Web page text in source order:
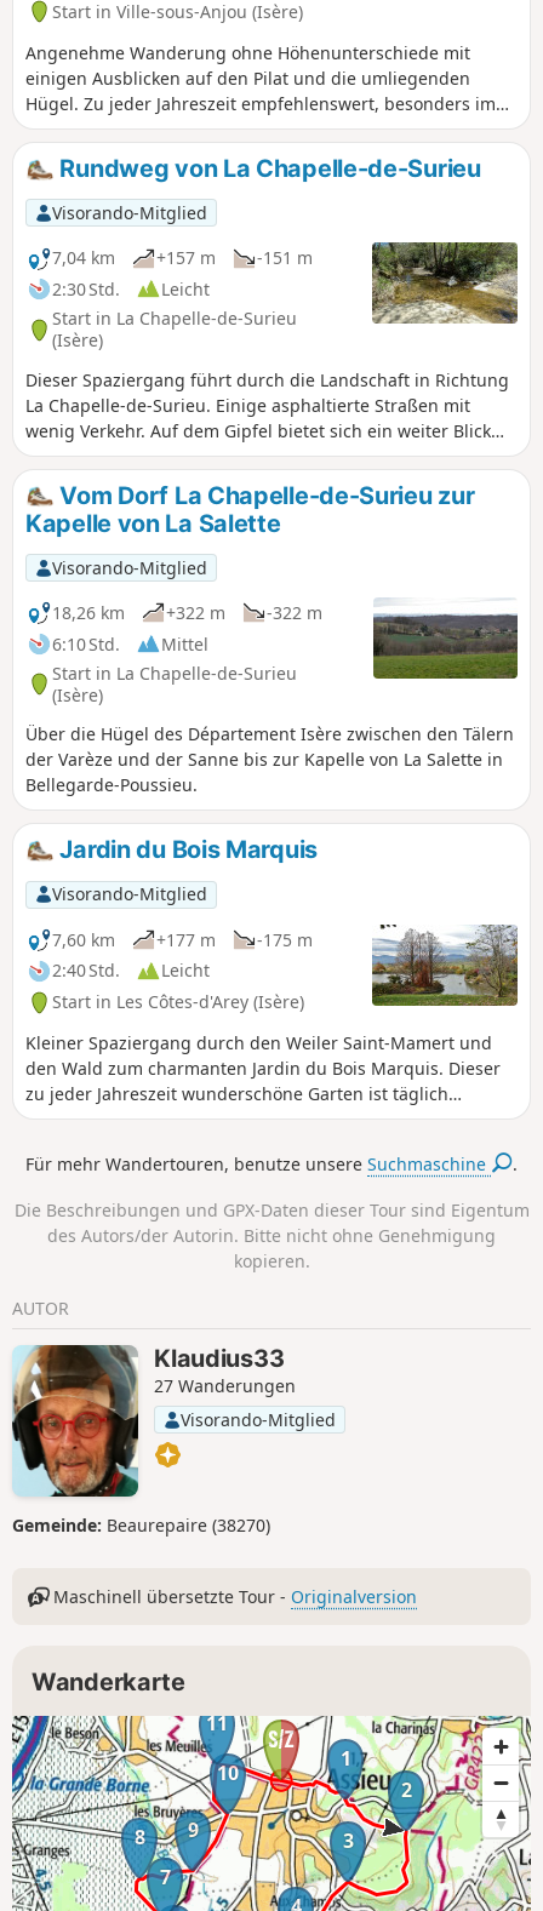
Start in Ville-sous-Anjou (Isère)
Angenehme Wanderung ohne Höhenunterschiede mit
einigen Ausblicken auf den Pilat und die umliegenden
Hügel. Zu jeder Jahreszeit empfehlenswert, besonders im
Frühling mit den blühenden Obstgärten und im Sommer
mit den Früchten. Aber auch die zweimalige Durchquerung
des Waldes ist reizvoll. AN ALLE WANDERER (SES), DIE
MEINE WANDERROUTEN BEWÄLTIGEN: Ihr könnt Fotos
hochladen und dabei den Standort auf der Strecke
angeben.
Rundweg von La Chapelle-de-Surieu
Visorando-Mitglied
7,04 km
+157 m
-151 m
2:30 Std.
Leicht
Start in La Chapelle-de-Surieu
(Isère)
Dieser Spaziergang führt durch die Landschaft in Richtung
La Chapelle-de-Surieu. Einige asphaltierte Straßen mit
wenig Verkehr. Auf dem Gipfel bietet sich ein weiter Blick
auf die Monts du Pilat auf der einen Seite und auf die
Vercors-Kette auf der anderen. Wiesen und Ackerland.
Achtung: eine Furt über die Sanne, die bei Hochwasser
gemieden werden sollte.
Vom Dorf La Chapelle-de-Surieu zur
Kapelle von La Salette
Visorando-Mitglied
18,26 km
+322 m
-322 m
6:10 Std.
Mittel
Start in La Chapelle-de-Surieu
(Isère)
Über die Hügel des Département Isère zwischen den Tälern
der Varèze und der Sanne bis zur Kapelle von La Salette in
Bellegarde-Poussieu.
Jardin du Bois Marquis
Visorando-Mitglied
7,60 km
+177 m
-175 m
2:40 Std.
Leicht
Start in Les Côtes-d'Arey (Isère)
Kleiner Spaziergang durch den Weiler Saint-Mamert und
den Wald zum charmanten Jardin du Bois Marquis. Dieser
zu jeder Jahreszeit wunderschöne Garten ist täglich
kostenlos für die Öffentlichkeit zugänglich. Man kann dort
bewundern, in dem alle Arten von bunten Enten
klassifiziert und wurde ausgezeichnet.
Für mehr Wandertouren, benutze unsereSuchmaschine .
Die Beschreibungen und GPX-Daten dieser Tour sind Eigentum
des Autors/der Autorin. Bitte nicht ohne Genehmigung
kopieren.
AUTOR
Klaudius33
27 Wanderungen
Visorando-Mitglied
Gemeinde: Beaurepaire (38270)
Maschinell übersetzte Tour - Originalversion
Wanderkarte
1
2
3
7
8 9
10
11